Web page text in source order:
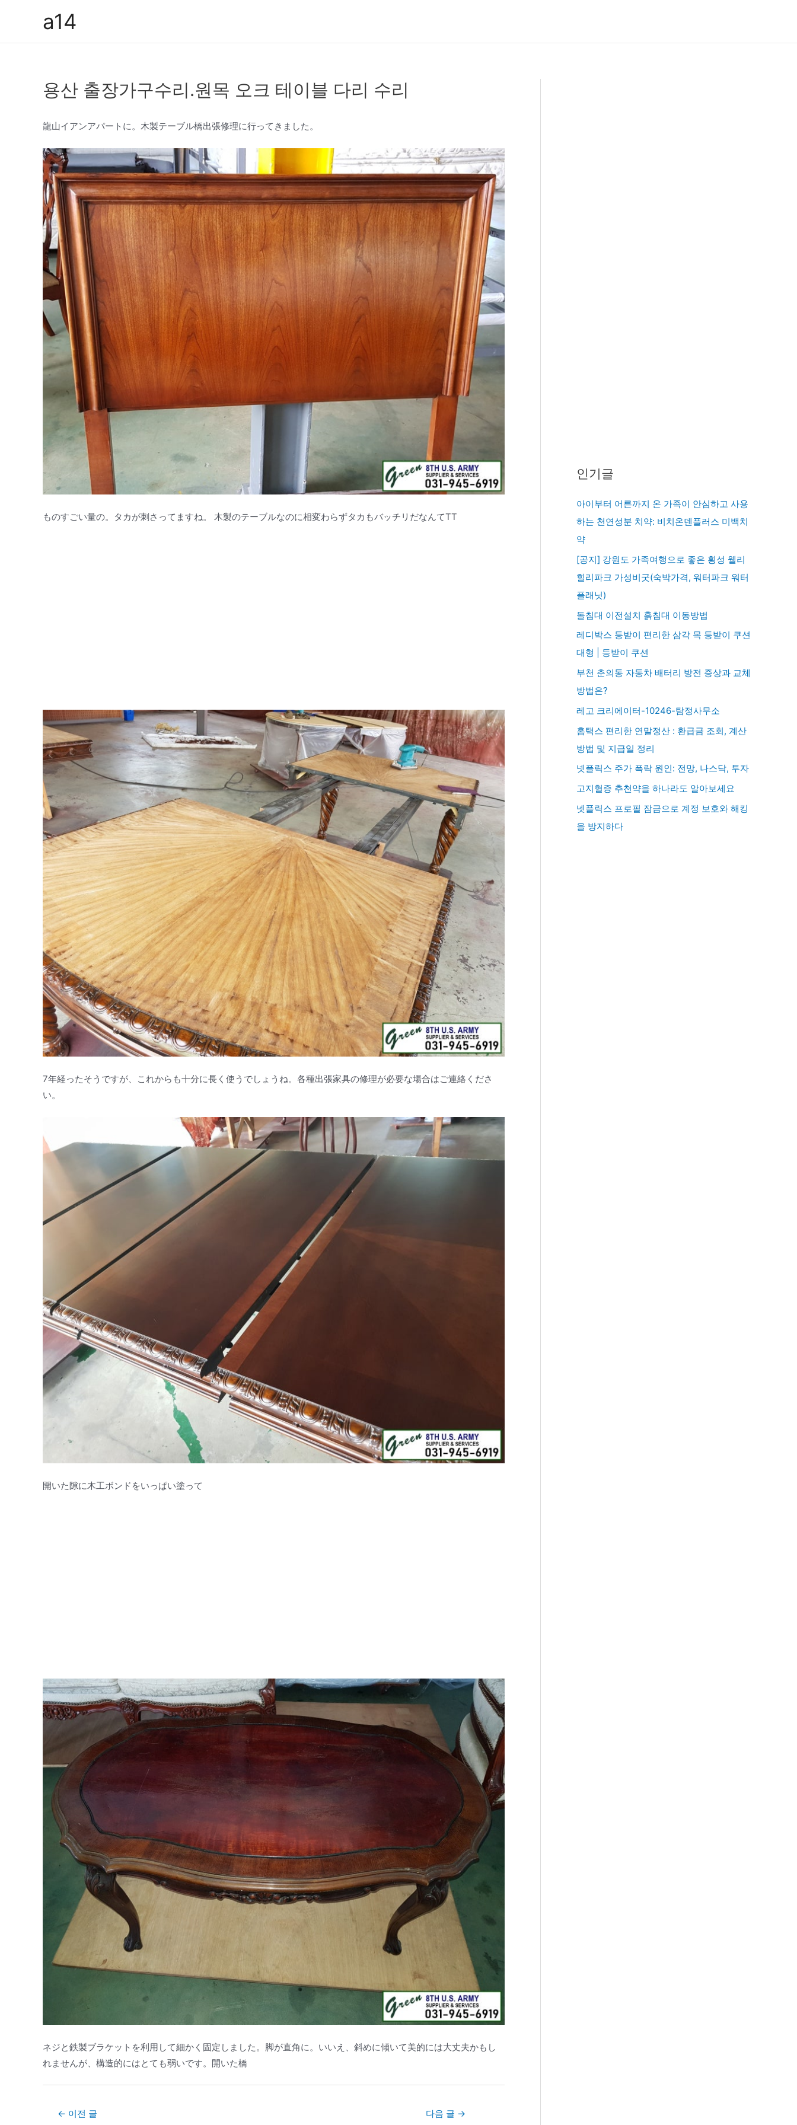
a14
용산 출장가구수리.원목 오크 테이블 다리 수리
龍山イアンアパートに。木製テーブル橋出張修理に行ってきました。
ものすごい量の。タカが刺さってますね。 木製のテーブルなのに相変わらずタカもバッチリだなんてTT
7年経ったそうですが、これからも十分に長く使うでしょうね。各種出張家具の修理が必要な場合はご連絡くださ
い。
開いた隙に木工ボンドをいっぱい塗って
ネジと鉄製ブラケットを利用して細かく固定しました。脚が直角に。いいえ、斜めに傾いて美的には大丈夫かもし
れませんが、構造的にはとても弱いです。開いた橋
Post← 이전 글 다음 글 →
인기글
아이부터 어른까지 온 가족이 안심하고 사용
하는 천연성분 치약: 비치온덴플러스 미백치
약
[공지] 강원도 가족여행으로 좋은 횡성 웰리
힐리파크 가성비굿(숙박가격, 워터파크 워터
플래닛)
돌침대 이전설치 흙침대 이동방법
레디박스 등받이 편리한 삼각 목 등받이 쿠션
대형 | 등받이 쿠션
부천 춘의동 자동차 배터리 방전 증상과 교체
방법은?
레고 크리에이터-10246-탐정사무소
홈택스 편리한 연말정산 : 환급금 조회, 계산
방법 및 지급일 정리
넷플릭스 주가 폭락 원인: 전망, 나스닥, 투자
고지혈증 추천약을 하나라도 알아보세요
넷플릭스 프로필 잠금으로 계정 보호와 해킹
을 방지하다